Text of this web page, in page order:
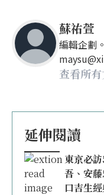
蘇祐萱
編輯企劃
查看所
延伸閱讀
東京必
吾、安
口吉生